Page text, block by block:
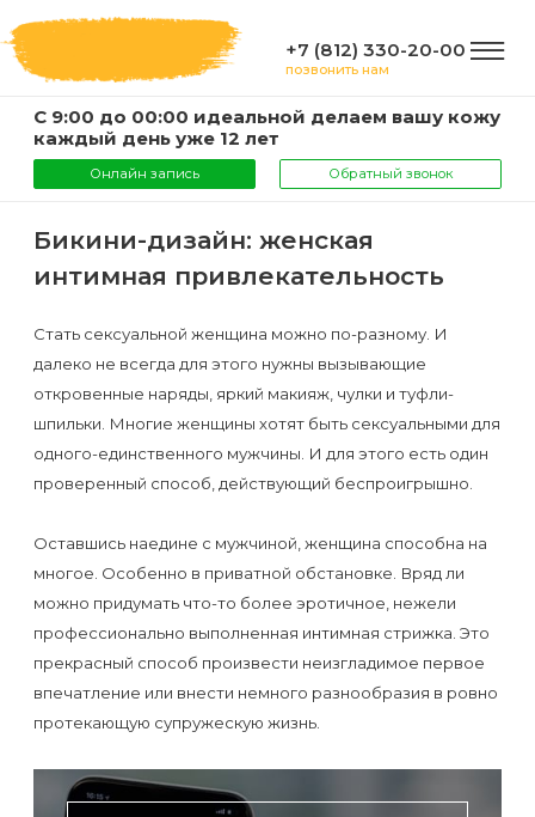
+7 (812) 330-20-00
позвонить нам
С 9:00 до 00:00 идеальной делаем вашу кожу
каждый день уже 12 лет
Онлайн запись Обратный звонок
ГЛАВНАЯ
и
цены
Эпиляция
воском
депиляция
Бикини-
дизайн
компании
Мастера
Отзывы
Материалы
и
инструменты
Оборудование
Партнерство
ИНФОРМАЦИЯ
Фото
ответы
Статьи
ВАЖНО
Подготовка
процедуре
эпиляции
воском
или
сахаром
КОНТАКТЫ
Бикини-дизайн: женская
интимная привлекательность
Стать сексуальной женщина можно по-разному. И
далеко не всегда для этого нужны вызывающие
откровенные наряды, яркий макияж, чулки и туфли-
шпильки. Многие женщины хотят быть сексуальными для
одного-единственного мужчины. И для этого есть один
проверенный способ, действующий беспроигрышно.
Оставшись наедине с мужчиной, женщина способна на
многое. Особенно в приватной обстановке. Вряд ли
можно придумать что-то более эротичное, нежели
профессионально выполненная интимная стрижка. Это
прекрасный способ произвести неизгладимое первое
впечатление или внести немного разнообразия в ровно
протекающую супружескую жизнь.